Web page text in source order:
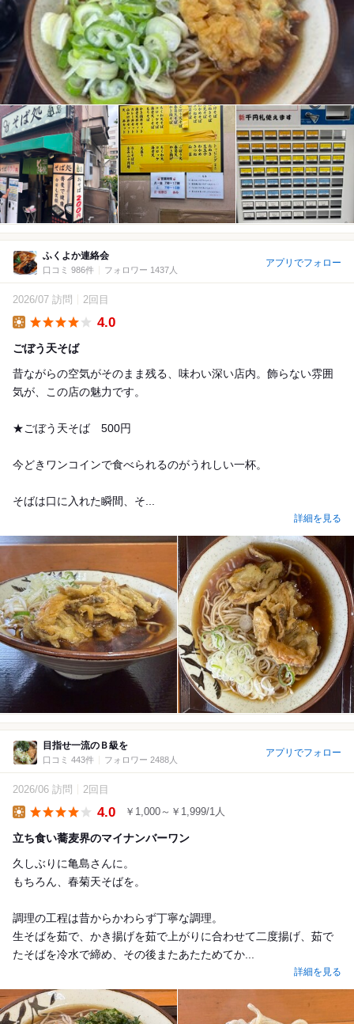
ふくよか連絡会
口コミ 986件 フォロワー 1437人
アプリでフォロー
2026/07 訪問 2回目
4.0
ごぼう天そば
昔ながらの空気がそのまま残る、味わい深い店内。飾らない雰囲
気が、この店の魅力です。
★ごぼう天そば 500円
今どきワンコインで食べられるのがうれしい一杯。
そばは口に入れた瞬間、そ...
詳細を見る
目指せ一流のＢ級を
口コミ 443件 フォロワー 2488人
アプリでフォロー
2026/06 訪問 2回目
4.0 ￥1,000～￥1,999/1人
立ち食い蕎麦界のマイナンバーワン
久しぶりに亀島さんに。
もちろん、春菊天そばを。
調理の工程は昔からかわらず丁寧な調理。
生そばを茹で、かき揚げを茹で上がりに合わせて二度揚げ、茹で
たそばを冷水で締め、その後またあたためてか...
詳細を見る